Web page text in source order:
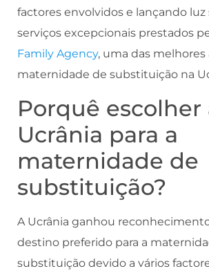
factores envolvidos e lançando luz
serviços excepcionais prestados
Family Agency, uma das melhores
maternidade de substituição na
Porquê escolher
Ucrânia para a
maternidade de
substituição?
A Ucrânia ganhou
destino preferido para a
substituição devido a vários